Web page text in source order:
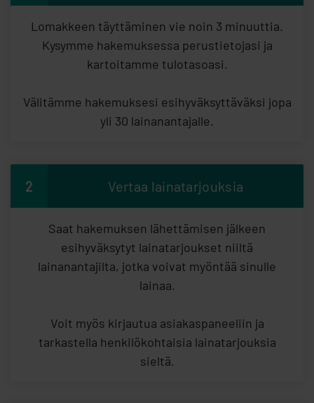
Lomakkeen täyttäminen vie noin 3 minuuttia.
Kysymme hakemuksessa perustietojasi ja
kartoitamme tulotasoasi.
Välitämme hakemuksesi esihyväksyttäväksi jopa
yli 30 lainanantajalle.
2 Vertaa lainatarjouksia
Saat hakemuksen lähettämisen jälkeen
esihyväksytyt lainatarjoukset niiltä
lainanantajilta, jotka voivat myöntää sinulle
lainaa.
Voit myös kirjautua asiakaspaneeliin ja
tarkastella henkilökohtaisia lainatarjouksia
sieltä.